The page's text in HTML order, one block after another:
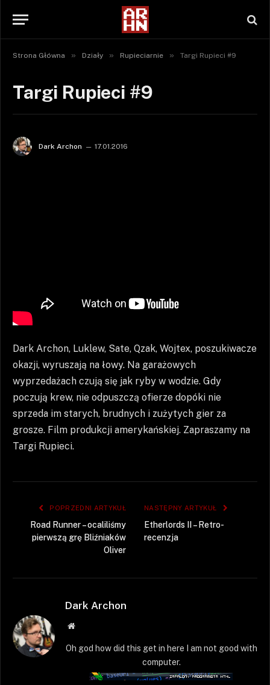
Strona Główna » Działy » Rupieciarnie » Targi Rupieci #9
Targi Rupieci #9
Dark Archon 17.01.2016
Dark Archon, Luklew, Sate, Qzak, Wojtex, poszukiwacze
okazji, wyruszają na łowy. Na garażowych
wyprzedażach czują się jak ryby w wodzie. Gdy
poczują krew, nie odpuszczą ofierze dopóki nie
sprzeda im starych, brudnych i zużytych gier za
grosze. Film produkcji amerykańskiej. Zapraszamy na
Targi Rupieci.
POPRZEDNI ARTYKUŁ
Road Runner – ocaliliśmy
pierwszą grę Bliźniaków
Oliver
NASTĘPNY ARTYKUŁ
Etherlords II – Retro-
recenzja
Dark Archon
Strona
Oh god how did this get in here I am not good with
computer.